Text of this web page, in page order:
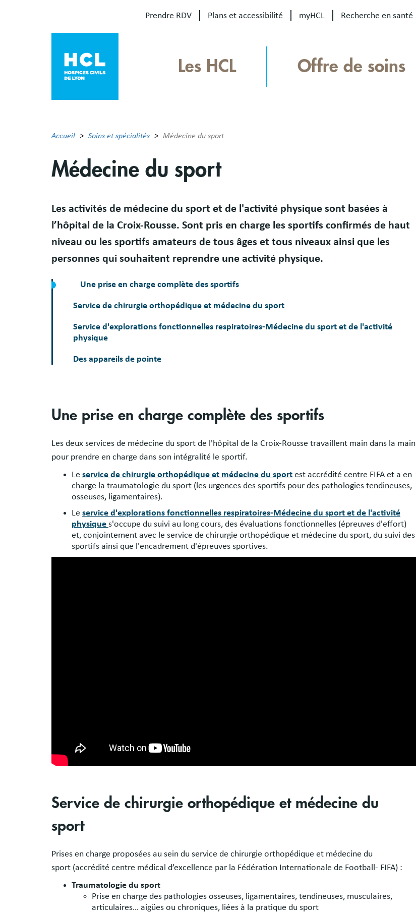
Prendre RDV Plans et accessibilité myHCL Recherche en santé
Les HCL Offre de soins
Accueil Soins et spécialités Médecine du sport
Médecine du sport
Résumé
Les activités de médecine du sport et de l'activité physique sont basées à
l’hôpital de la Croix-Rousse. Sont pris en charge les sportifs confirmés de haut
niveau ou les sportifs amateurs de tous âges et tous niveaux ainsi que les
personnes qui souhaitent reprendre une activité physique.
Une prise en charge complète des sportifs
Service de chirurgie orthopédique et médecine du sport
Service d'explorations fonctionnelles respiratoires-Médecine du sport et de l'activité
physique
Des appareils de pointe
Une prise en charge complète des sportifs
Les deux services de médecine du sport de l'hôpital de la Croix-Rousse travaillent main dans la main
pour prendre en charge dans son intégralité le sportif.
Le service de chirurgie orthopédique et médecine du sport est accrédité centre FIFA et a en
charge la traumatologie du sport (les urgences des sportifs pour des pathologies tendineuses,
osseuses, ligamentaires).
Le service d'explorations fonctionnelles respiratoires-Médecine du sport et de l'activité
physique s'occupe du suivi au long cours, des évaluations fonctionnelles (épreuves d'effort)
et, conjointement avec le service de chirurgie orthopédique et médecine du sport, du suivi des
sportifs ainsi que l'encadrement d'épreuves sportives.
Service de chirurgie orthopédique et médecine du
sport
Prises en charge proposées au sein du service de chirurgie orthopédique et médecine du
sport (accrédité centre médical d’excellence par la Fédération Internationale de Football- FIFA) :
Traumatologie du sport
Prise en charge des pathologies osseuses, ligamentaires, tendineuses, musculaires,
articulaires… aigües ou chroniques, liées à la pratique du sport